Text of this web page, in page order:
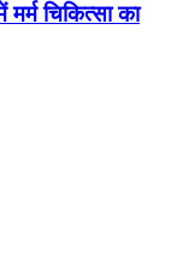
चिकित्सा का